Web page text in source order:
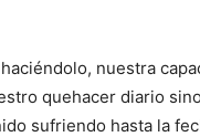
nuestra
quehacer diario
sufriendo hasta la